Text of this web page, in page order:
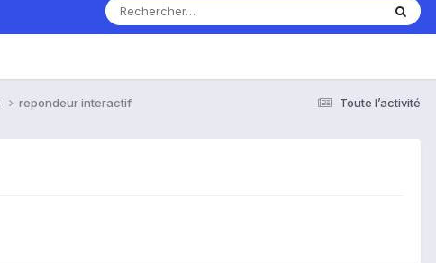
Toute l’activité
repondeur interactif